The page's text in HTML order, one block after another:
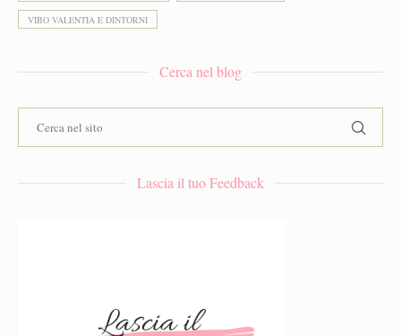
VIBO VALENTIA E DINTORNI
Cerca nel blog
Lascia il tuo Feedback